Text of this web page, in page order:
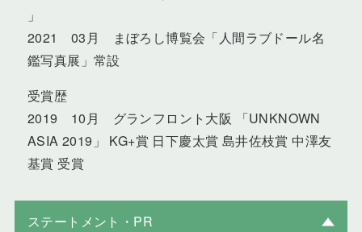
」
2021 03月 まぼろし博覧会「人間ラブドール名
鑑写真展」常設
受賞歴
2019 10月 グランフロント大阪 「UNKNOWN
ASIA 2019」 KG+賞 日下慶太賞 島井佐枝賞 中澤友
基賞 受賞
ステートメント・PR